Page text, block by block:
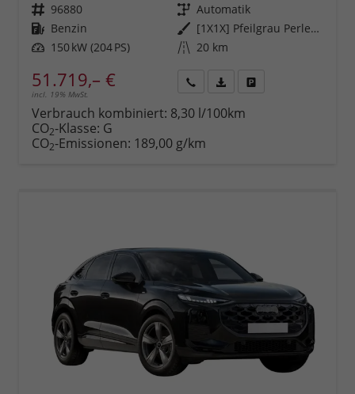
Fahrzeugnr. 96880 Getriebe Automatik
Kraftstoff Benzin Außenfarbe
[1X1X] Pfeilgrau Perleffekt
Leistung 150 kW (204 PS) Kilometerstand 20 km
51.719,– €
incl. 19% MwSt.
anfordern
Datei,
Verbrauch kombiniert: 8,30 l/100km
CO2-Klasse: G
CO2-Emissionen: 189,00 g/km